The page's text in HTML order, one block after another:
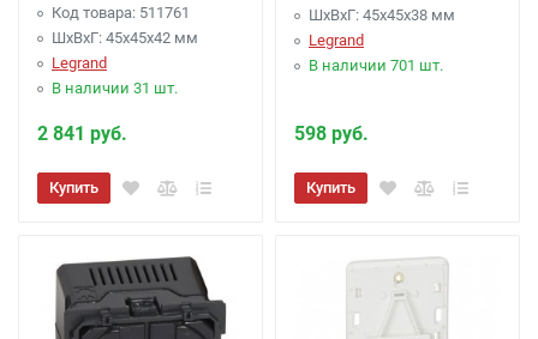
Код товара: 511761
ШхВхГ: 45x45x42 мм
Legrand
В наличии 31 шт.
2 841 руб.
Купить
ШхВхГ: 45x45x38 мм
Legrand
В наличии 701 шт.
598 руб.
Купить